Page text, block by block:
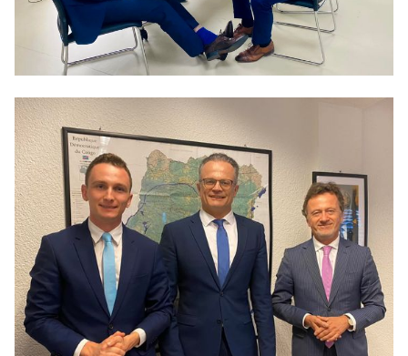
BILDUNG
IDENTITÄT
MEINE 10 PUNKTE
PRAKTIKUM
LINKS